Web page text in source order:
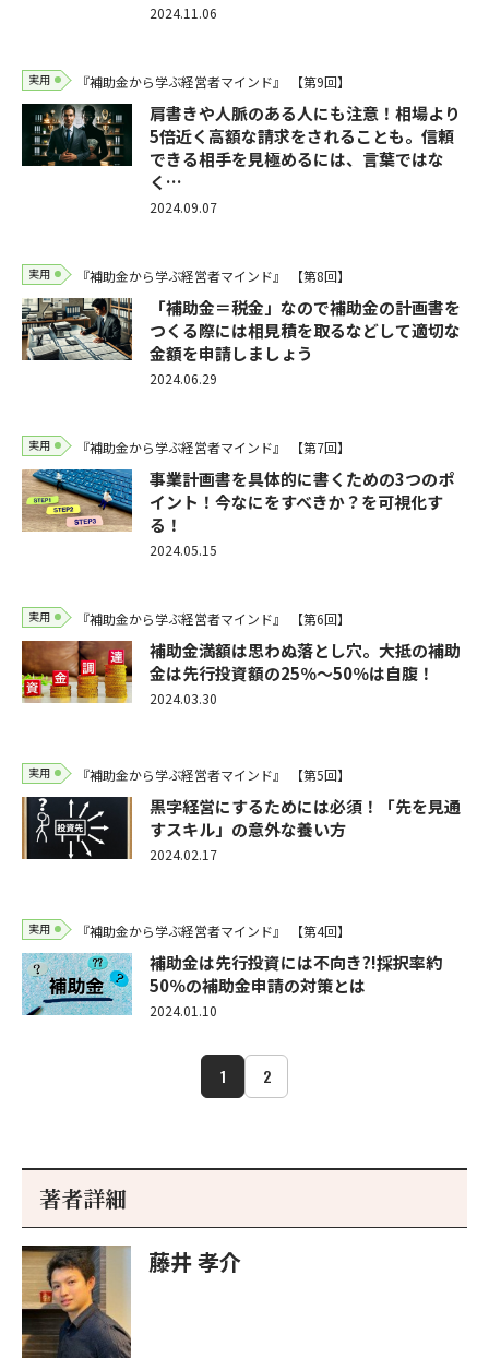
2024.11.06
実用 『補助金から学ぶ経営者マインド』 【第9回】
肩書きや人脈のある人にも注意！相場より
5倍近く高額な請求をされることも。信頼
できる相手を見極めるには、言葉ではな
く…
2024.09.07
実用 『補助金から学ぶ経営者マインド』 【第8回】
「補助金＝税金」なので補助金の計画書を
つくる際には相見積を取るなどして適切な
金額を申請しましょう
2024.06.29
実用 『補助金から学ぶ経営者マインド』 【第7回】
事業計画書を具体的に書くための3つのポ
イント！今なにをすべきか？を可視化す
る！
2024.05.15
実用 『補助金から学ぶ経営者マインド』 【第6回】
補助金満額は思わぬ落とし穴。大抵の補助
金は先行投資額の25％～50％は自腹！
2024.03.30
実用 『補助金から学ぶ経営者マインド』 【第5回】
黒字経営にするためには必須！「先を見通
すスキル」の意外な養い方
2024.02.17
実用 『補助金から学ぶ経営者マインド』 【第4回】
補助金は先行投資には不向き?!採択率約
50％の補助金申請の対策とは
2024.01.10
1 2
著者詳細
藤井 孝介